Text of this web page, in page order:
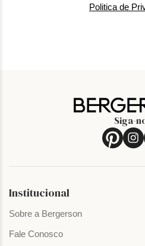
Politica de
Siga-
Institucional
Sobre a Bergerson
Fale Conosco